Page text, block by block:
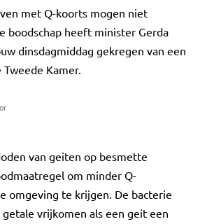
met Q-koorts mogen niet
boodschap heeft minister Gerda
dinsdagmiddag gekregen van een
Kamer.
van geiten op besmette
om minder Q-
omgeving te krijgen. De bacterie
vrijkomen als een geit een